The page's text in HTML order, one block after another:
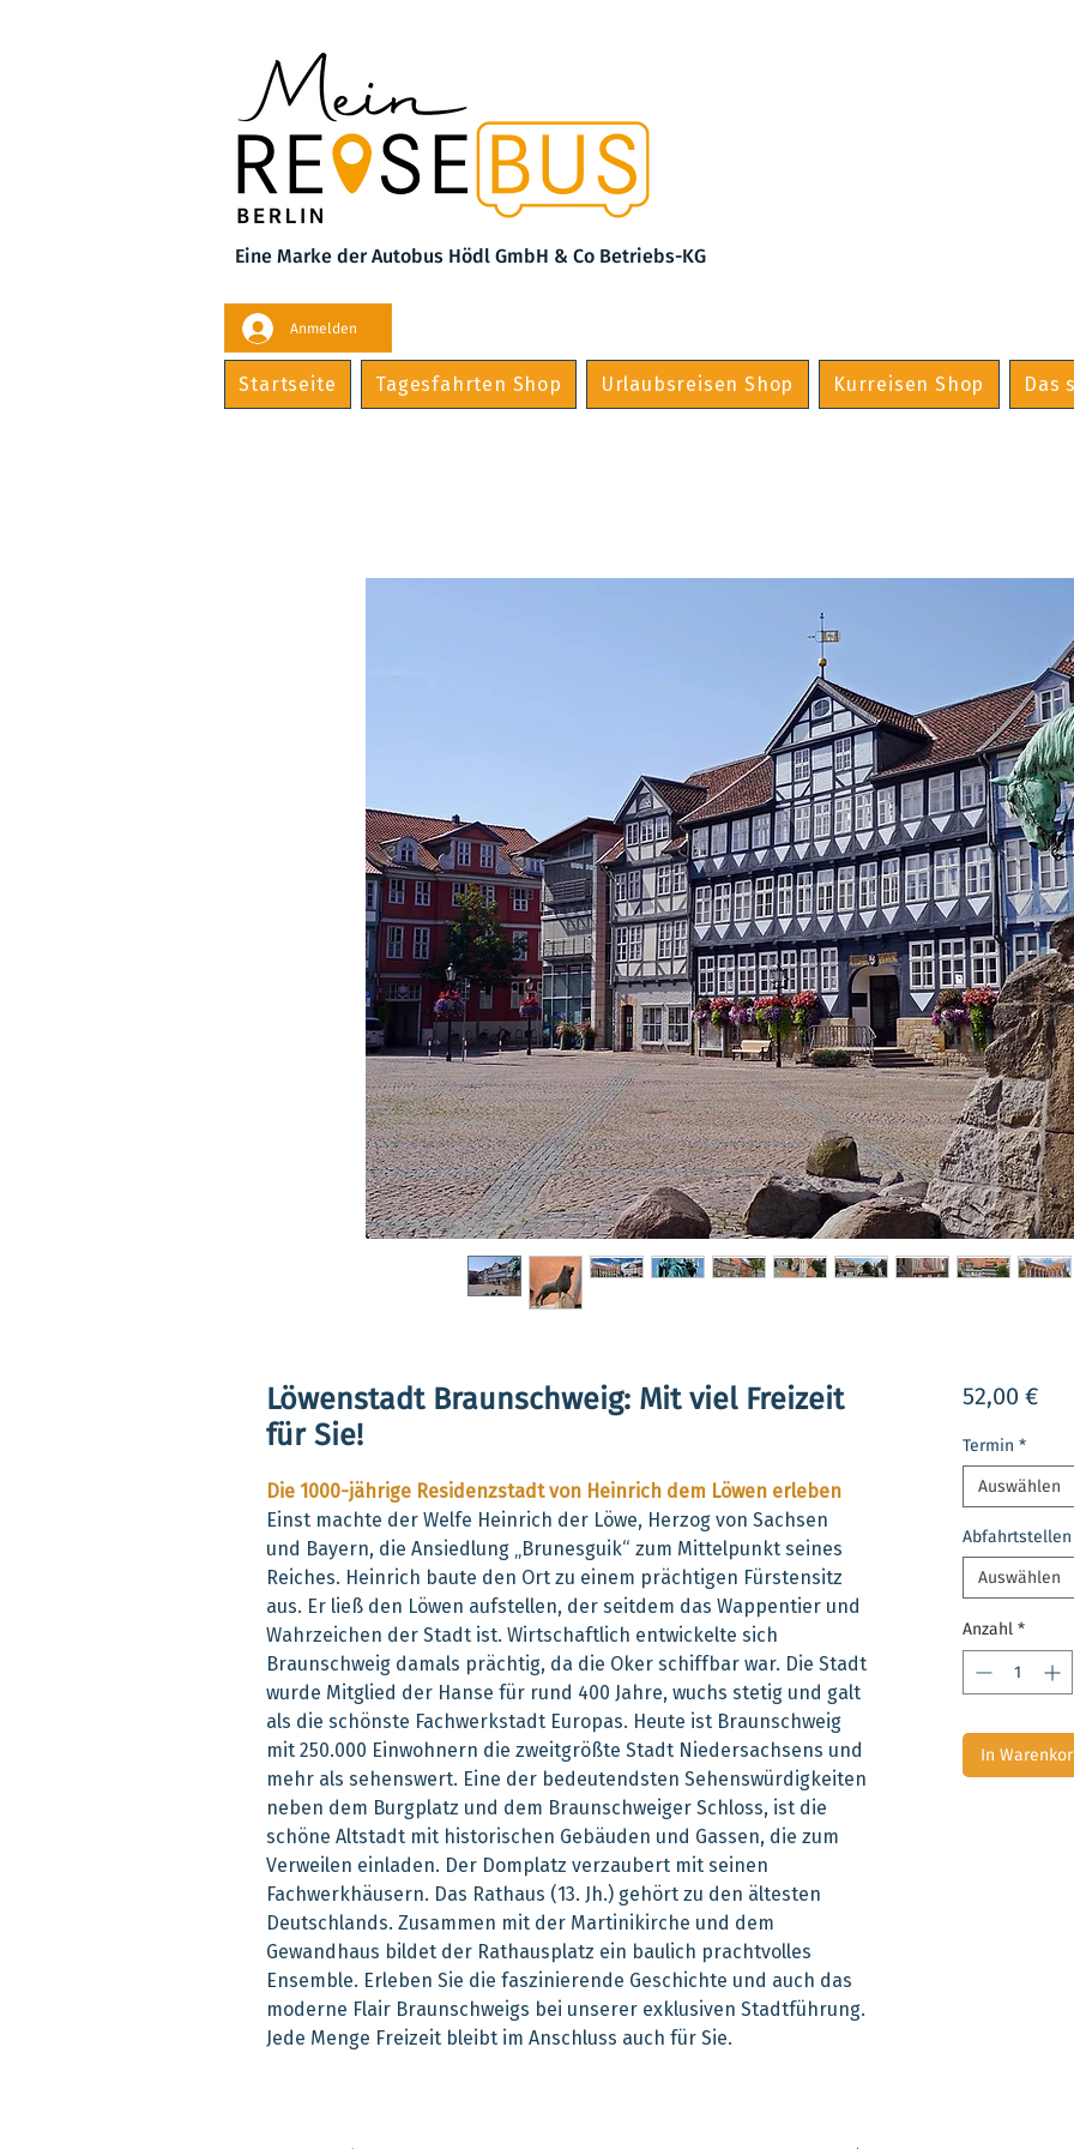
Eine Marke der Autobus Hödl GmbH & Co Betriebs-KG
Anmelden
Startseite Tagesfahrten Shop Urlaubsreisen Shop Kurreisen Shop Das
Löwenstadt Braunschweig: Mit viel Freizeit
für Sie!
Die 1000-jährige Residenzstadt von Heinrich dem Löwen erleben
Einst machte der Welfe Heinrich der Löwe, Herzog von Sachsen
und Bayern, die Ansiedlung „Brunesguik“ zum Mittelpunkt seines
Reiches. Heinrich baute den Ort zu einem prächtigen Fürstensitz
aus. Er ließ den Löwen aufstellen, der seitdem das Wappentier und
Wahrzeichen der Stadt ist. Wirtschaftlich entwickelte sich
Braunschweig damals prächtig, da die Oker schiffbar war. Die Stadt
wurde Mitglied der Hanse für rund 400 Jahre, wuchs stetig und galt
als die schönste Fachwerkstadt Europas. Heute ist Braunschweig
mit 250.000 Einwohnern die zweitgrößte Stadt Niedersachsens und
mehr als sehenswert. Eine der bedeutendsten Sehenswürdigkeiten
neben dem Burgplatz und dem Braunschweiger Schloss, ist die
schöne Altstadt mit historischen Gebäuden und Gassen, die zum
Verweilen einladen. Der Domplatz verzaubert mit seinen
Fachwerkhäusern. Das Rathaus (13. Jh.) gehört zu den ältesten
Deutschlands. Zusammen mit der Martinikirche und dem
Gewandhaus bildet der Rathausplatz ein baulich prachtvolles
Ensemble. Erleben Sie die faszinierende Geschichte und auch das
moderne Flair Braunschweigs bei unserer exklusiven Stadtführung.
Jede Menge Freizeit bleibt im Anschluss auch für Sie.
52,00 €
Termin *
Auswählen
Abfahrtstellen
Auswählen
Anzahl *
In